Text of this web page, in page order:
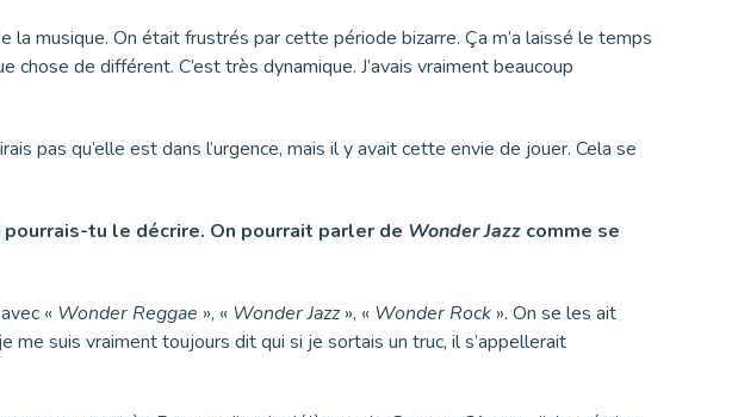
la musique. On était frustrés par cette période bizarre. Ça m’a laissé le temps
de différent. C’est très dynamique. J’avais vraiment beaucoup
pas qu’elle est dans l’urgence, mais il y avait cette envie de jouer. Cela se
tu le décrire. On pourrait parler de Wonder Jazz comme se
« Wonder Reggae », « Wonder Jazz», « Wonder Rock ». On se les ait
me suis vraiment toujours dit qui si je sortais un truc, il s’appellerait